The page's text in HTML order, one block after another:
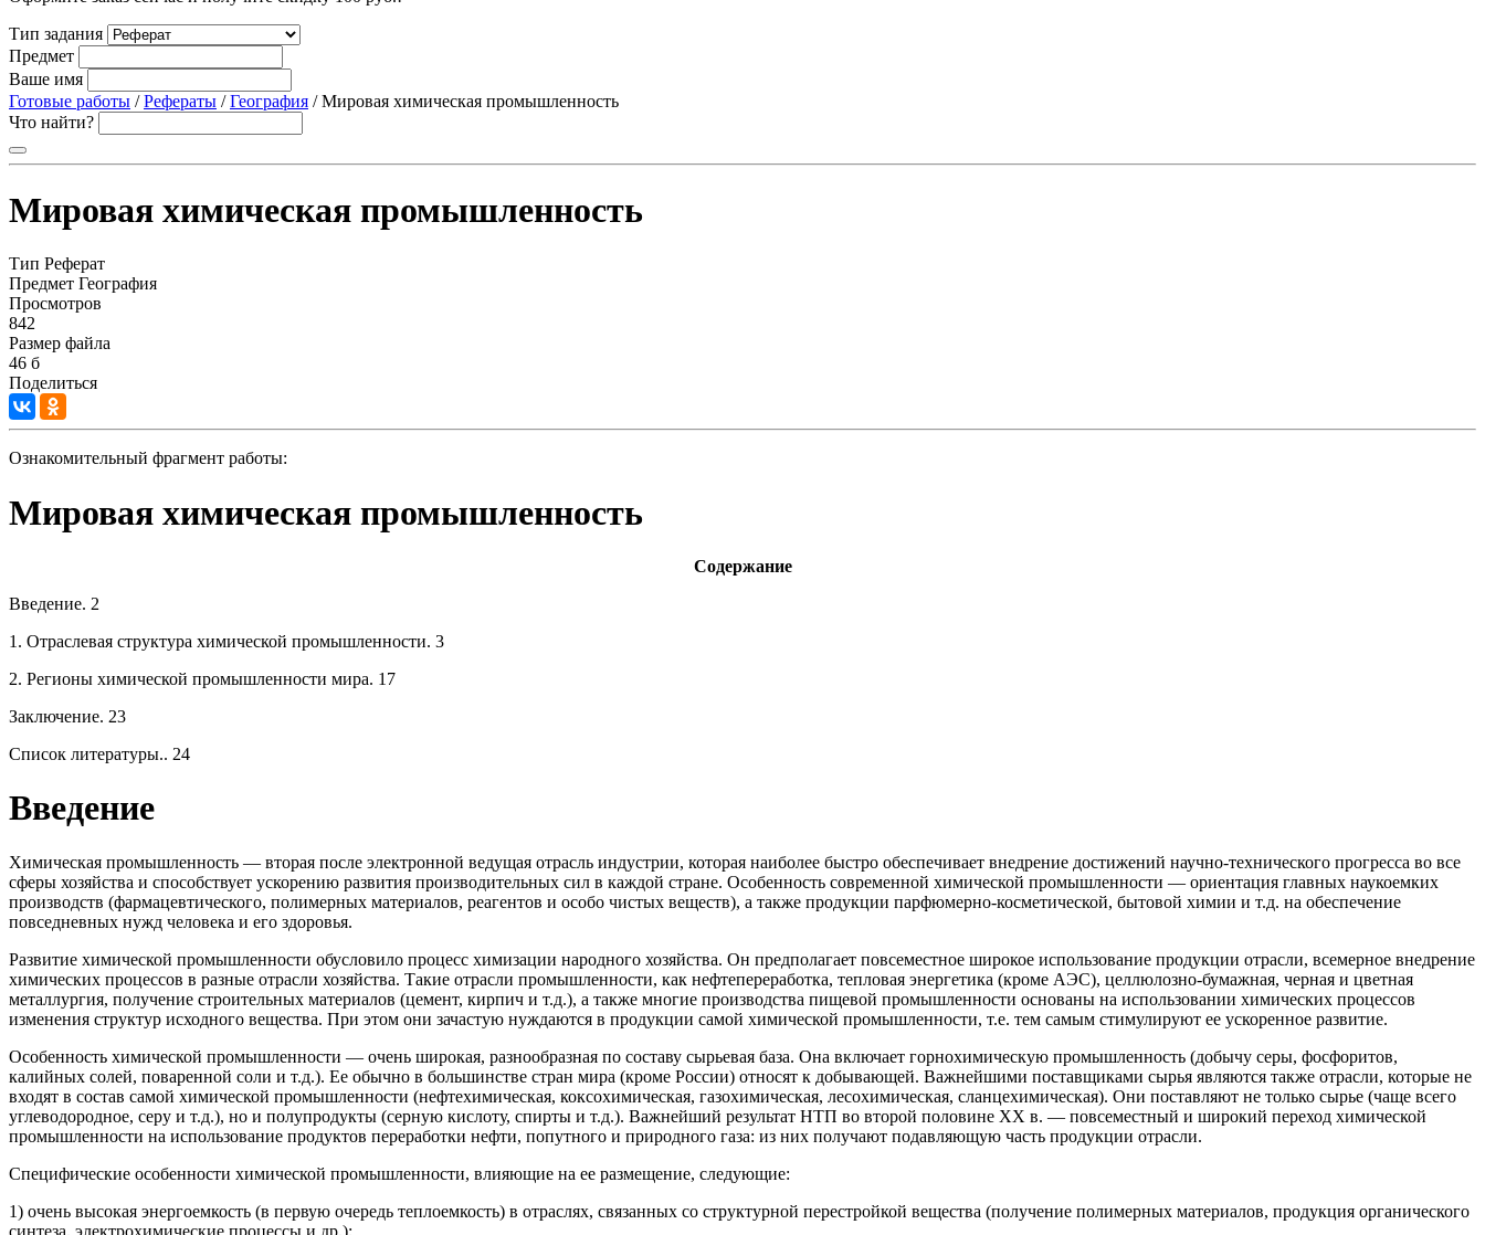
Тип задания
Предмет
Ваше имя
Готовые работы /Рефераты /География / Мировая химическая промышленность
Что найти?
Мировая химическая промышленность
Тип Реферат
Предмет География
Просмотров
842
Размер файла
46 б
Поделиться
Ознакомительный фрагмент работы:
Мировая химическая промышленность
Содержание
Введение. 2
1. Отраслевая структура химической промышленности. 3
2. Регионы химической промышленности мира. 17
Заключение. 23
Список литературы.. 24
Введение
Химическая промышленность — вторая после электронной ведущая отрасль индустрии, которая наиболее быстро обеспечивает внедрение достижений научно-технического прогресса во все
сферы хозяйства и способствует ускорению развития производительных сил в каждой стране. Особенность современной химической промышленности — ориентация главных наукоемких
производств (фармацевтического, полимерных материалов, реагентов и особо чистых веществ), а также продукции парфюмерно-косметической, бытовой химии и т.д. на обеспечение
повседневных нужд человека и его здоровья.
Развитие химической промышленности обусловило процесс химизации народного хозяйства. Он предполагает повсеместное широкое использование продукции отрасли, всемерное внедрение
химических процессов в разные отрасли хозяйства. Такие отрасли промышленности, как нефтепереработка, тепловая энергетика (кроме АЭС), целлюлозно-бумажная, черная и цветная
металлургия, полу­чение строительных материалов (цемент, кирпич и т.д.), а также мно­гие производства пищевой промышленности основаны на использо­вании химических процессов
изменения структур исходного веще­ства. При этом они зачастую нуждаются в продукции самой хими­ческой промышленности, т.е. тем самым стимулируют ее ускоренное развитие.
Особенность химической промышленности — очень широкая, разнообразная по составу сырьевая база. Она включает горнохимическую промышленность (добычу серы, фосфоритов,
калийных со­лей, поваренной соли и т.д.). Ее обычно в большинстве стран мира (кроме России) относят к добывающей. Важнейшими поставщиками сырья являются также отрасли, которые не
входят в состав самой хи­мической промышленности (нефтехимическая, коксохимическая, га­зохимическая, лесохимическая, сланцехимическая). Они поставляют не только сырье (чаще всего
углеводородное, серу и т.д.), но и полу­продукты (серную кислоту, спирты и т.д.). Важнейший результат НТП во второй половине XX в. — повсеместный и широкий переход хи­мической
промышленности на использование продуктов переработки нефти, попутного и природного газа: из них получают подавляющую часть продукции отрасли.
Специфические особенности химической промышленности, вли­яющие на ее размещение, следующие:
1) очень высокая энергоемкость (в первую очередь теплоемкость) в отраслях, связанных со структурной перестройкой вещества (полу­чение полимерных материалов, продукция органического
синтеза, электрохимические процессы и др.);